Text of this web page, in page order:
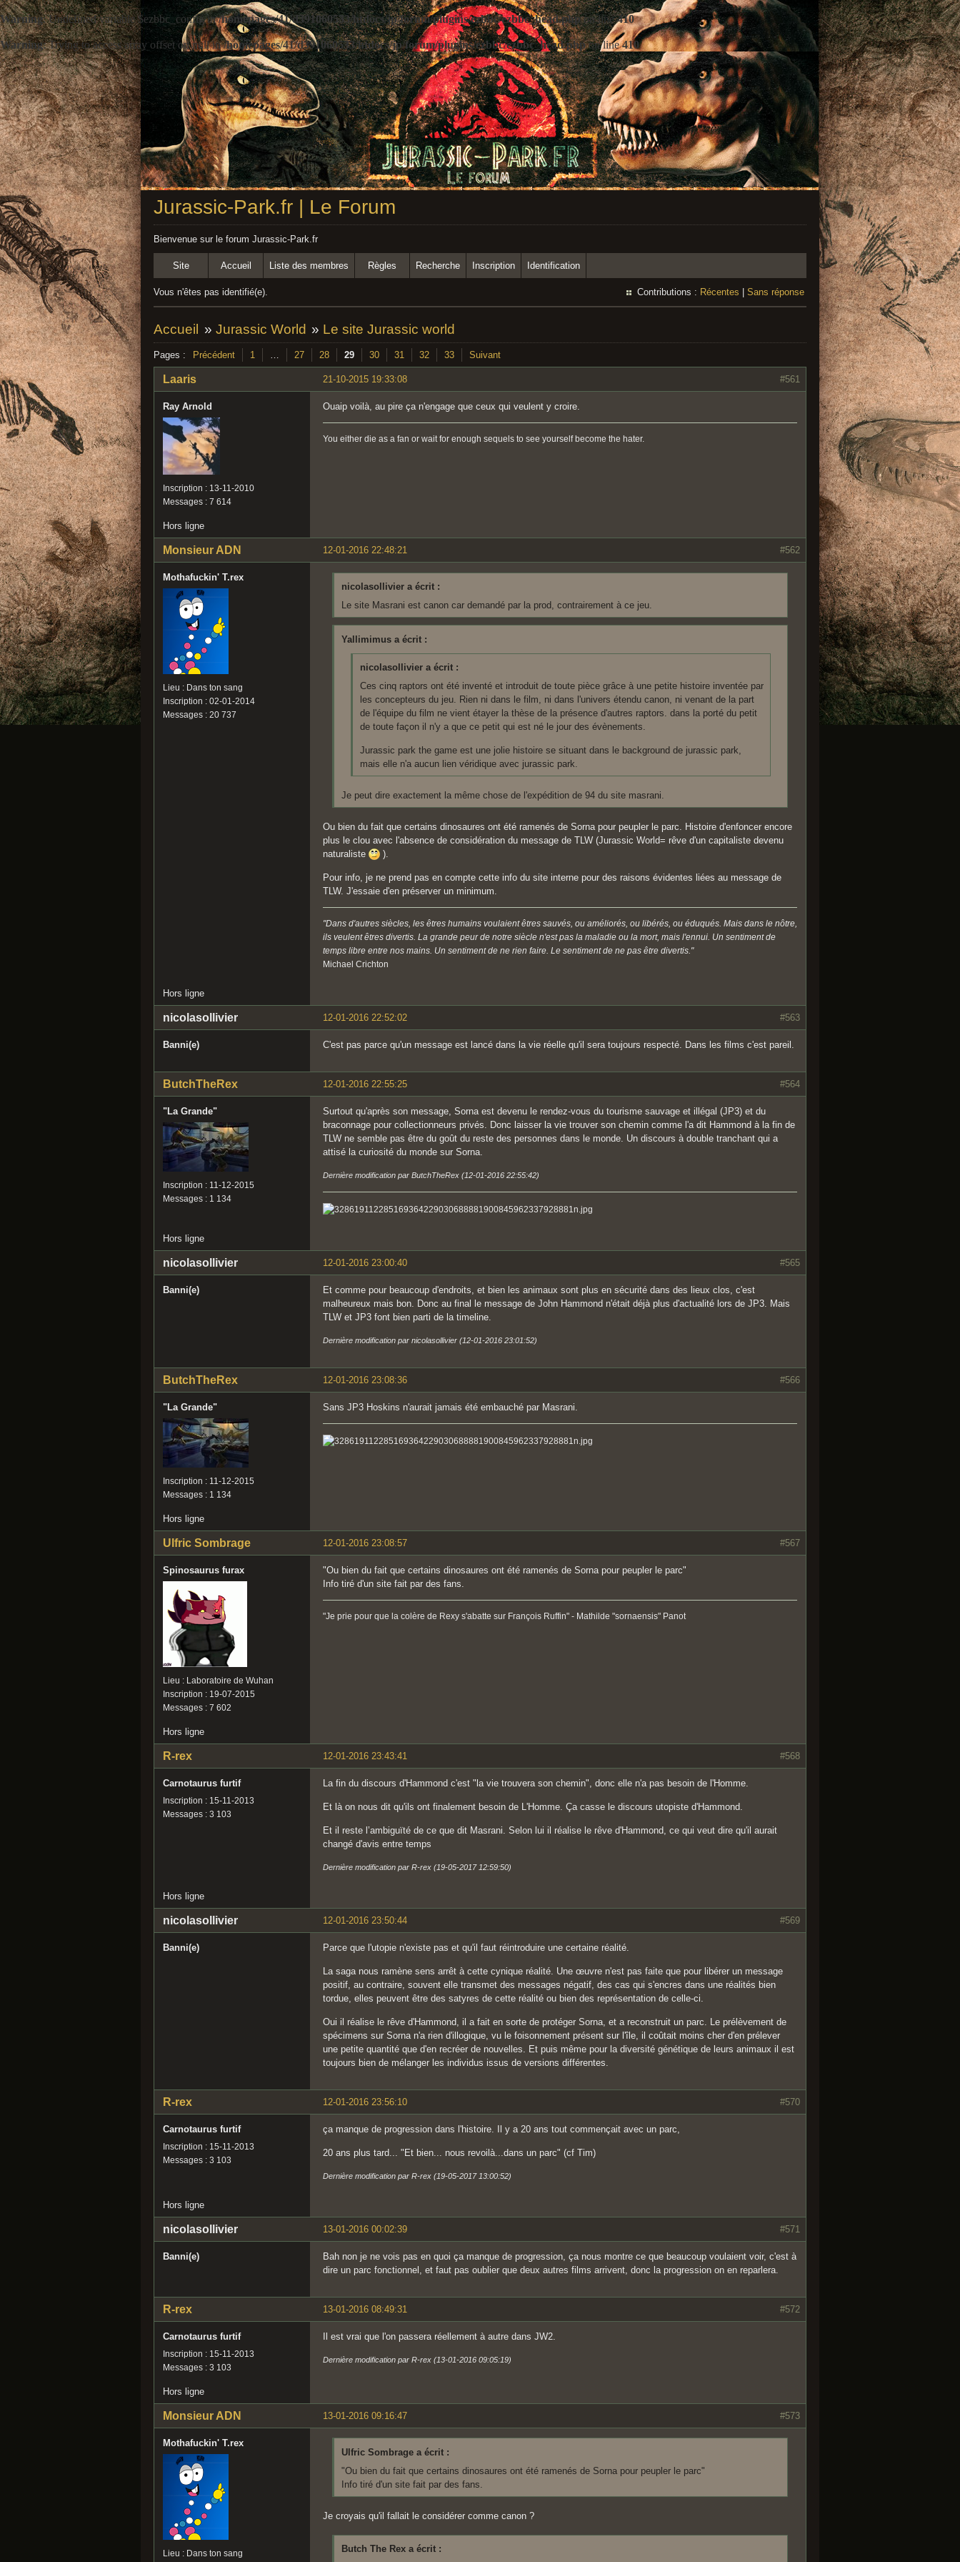
Warning: Undefined variable $ezbbc_config in/homepages/41/d391060533/htdocs/jp/forum/plugins/ezbbc/ezbbc_head.phpon line410
Warning: Trying to access array offset on null in/homepages/41/d391060533/htdocs/jp/forum/plugins/ezbbc/ezbbc_head.phpon line410
Jurassic-Park.fr | Le Forum
Bienvenue sur le forum Jurassic-Park.fr
Site Accueil Liste des membres Règles Recherche Inscription Identification
Vous n'êtes pas identifié(e). Contributions : Récentes Sans réponse
Accueil » Jurassic World » Le site Jurassic world
Pages : Précédent 1 … 27 28 29 30 31 32 33 Suivant
#561
21-10-2015 19:33:08
Laaris
Ray Arnold
Inscription : 13-11-2010
Messages : 7 614
Ouaip voilà, au pire ça n'engage que ceux qui veulent y croire.
You either die as a fan or wait for enough sequels to see yourself become the hater.
Hors ligne
#562
12-01-2016 22:48:21
Monsieur ADN
Mothafuckin' T.rex
Lieu : Dans ton sang
Inscription : 02-01-2014
Messages : 20 737
nicolasollivier a écrit :
Le site Masrani est canon car demandé par la prod, contrairement à ce jeu.
Yallimimus a écrit :
nicolasollivier a écrit :
Ces cinq raptors ont été inventé et introduit de toute pièce grâce à une petite histoire inventée par
les concepteurs du jeu. Rien ni dans le film, ni dans l'univers étendu canon, ni venant de la part
de l'équipe du film ne vient étayer la thèse de la présence d'autres raptors. dans la porté du petit
de toute façon il n'y a que ce petit qui est né le jour des évènements.
Jurassic park the game est une jolie histoire se situant dans le background de jurassic park,
mais elle n'a aucun lien véridique avec jurassic park.
Je peut dire exactement la même chose de l'expédition de 94 du site masrani.
Ou bien du fait que certains dinosaures ont été ramenés de Sorna pour peupler le parc. Histoire d'enfoncer encore
plus le clou avec l'absence de considération du message de TLW (Jurassic World= rêve d'un capitaliste devenu
naturaliste
).
Pour info, je ne prend pas en compte cette info du site interne pour des raisons évidentes liées au message de
TLW. J'essaie d'en préserver un minimum.
"Dans d'autres siècles, les êtres humains voulaient êtres sauvés, ou améliorés, ou libérés, ou éduqués. Mais dans le nôtre,
ils veulent êtres divertis. La grande peur de notre siècle n'est pas la maladie ou la mort, mais l'ennui. Un sentiment de
temps libre entre nos mains. Un sentiment de ne rien faire. Le sentiment de ne pas être divertis."
Michael Crichton
Hors ligne
#563
12-01-2016 22:52:02
nicolasollivier
Banni(e) C'est pas parce qu'un message est lancé dans la vie réelle qu'il sera toujours respecté. Dans les films c'est pareil.
#564
12-01-2016 22:55:25
ButchTheRex
"La Grande"
Inscription : 11-12-2015
Messages : 1 134
Surtout qu'après son message, Sorna est devenu le rendez-vous du tourisme sauvage et illégal (JP3) et du
braconnage pour collectionneurs privés. Donc laisser la vie trouver son chemin comme l'a dit Hammond à la fin de
TLW ne semble pas être du goût du reste des personnes dans le monde. Un discours à double tranchant qui a
attisé la curiosité du monde sur Sorna.
Dernière modification par ButchTheRex (12-01-2016 22:55:42)
Hors ligne
#565
12-01-2016 23:00:40
nicolasollivier
Banni(e)
Et comme pour beaucoup d'endroits, et bien les animaux sont plus en sécurité dans des lieux clos, c'est
malheureux mais bon. Donc au final le message de John Hammond n'était déjà plus d'actualité lors de JP3. Mais
TLW et JP3 font bien parti de la timeline.
Dernière modification par nicolasollivier (12-01-2016 23:01:52)
#566
12-01-2016 23:08:36
ButchTheRex
"La Grande"
Inscription : 11-12-2015
Messages : 1 134
Sans JP3 Hoskins n'aurait jamais été embauché par Masrani.
Hors ligne
#567
12-01-2016 23:08:57
Ulfric Sombrage
Spinosaurus furax
Lieu : Laboratoire de Wuhan
Inscription : 19-07-2015
Messages : 7 602
"Ou bien du fait que certains dinosaures ont été ramenés de Sorna pour peupler le parc"
Info tiré d'un site fait par des fans.
"Je prie pour que la colère de Rexy s'abatte sur François Ruffin" - Mathilde "sornaensis" Panot
Hors ligne
#568
12-01-2016 23:43:41
R-rex
Carnotaurus furtif
Inscription : 15-11-2013
Messages : 3 103
La fin du discours d'Hammond c'est "la vie trouvera son chemin", donc elle n'a pas besoin de l'Homme.
Et là on nous dit qu'ils ont finalement besoin de L'Homme. Ça casse le discours utopiste d'Hammond.
Et il reste l’ambiguïté de ce que dit Masrani. Selon lui il réalise le rêve d'Hammond, ce qui veut dire qu'il aurait
changé d'avis entre temps
Dernière modification par R-rex (19-05-2017 12:59:50)
Hors ligne
#569
12-01-2016 23:50:44
nicolasollivier
Banni(e) Parce que l'utopie n'existe pas et qu'il faut réintroduire une certaine réalité.
La saga nous ramène sens arrêt à cette cynique réalité. Une œuvre n'est pas faite que pour libérer un message
positif, au contraire, souvent elle transmet des messages négatif, des cas qui s'encres dans une réalités bien
tordue, elles peuvent être des satyres de cette réalité ou bien des représentation de celle-ci.
Oui il réalise le rêve d'Hammond, il a fait en sorte de protéger Sorna, et a reconstruit un parc. Le prélèvement de
spécimens sur Sorna n'a rien d'illogique, vu le foisonnement présent sur l'île, il coûtait moins cher d'en prélever
une petite quantité que d'en recréer de nouvelles. Et puis même pour la diversité génétique de leurs animaux il est
toujours bien de mélanger les individus issus de versions différentes.
#570
12-01-2016 23:56:10
R-rex
Carnotaurus furtif
Inscription : 15-11-2013
Messages : 3 103
ça manque de progression dans l'histoire. Il y a 20 ans tout commençait avec un parc,
20 ans plus tard... "Et bien... nous revoilà...dans un parc" (cf Tim)
Dernière modification par R-rex (19-05-2017 13:00:52)
Hors ligne
#571
13-01-2016 00:02:39
nicolasollivier
Banni(e)
Bah non je ne vois pas en quoi ça manque de progression, ça nous montre ce que beaucoup voulaient voir, c'est à
dire un parc fonctionnel, et faut pas oublier que deux autres films arrivent, donc la progression on en reparlera.
#572
13-01-2016 08:49:31
R-rex
Carnotaurus furtif
Inscription : 15-11-2013
Messages : 3 103
Il est vrai que l'on passera réellement à autre dans JW2.
Dernière modification par R-rex (13-01-2016 09:05:19)
Hors ligne
#573
13-01-2016 09:16:47
Monsieur ADN
Mothafuckin' T.rex
Lieu : Dans ton sang
Ulfric Sombrage a écrit :
"Ou bien du fait que certains dinosaures ont été ramenés de Sorna pour peupler le parc"
Info tiré d'un site fait par des fans.
Je croyais qu'il fallait le considérer comme canon ?
Butch The Rex a écrit :